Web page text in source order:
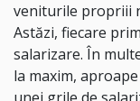
veniturile propriii
Astăzi, fiecare
salarizare. În
la maxim,